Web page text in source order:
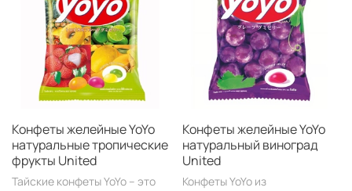
Конфеты желейные YoYo
натуральные тропические
фрукты United
Тайские конфеты YoYo – это
Конфеты желейные YoYo
натуральный виноград
United
Конфеты YoYo из